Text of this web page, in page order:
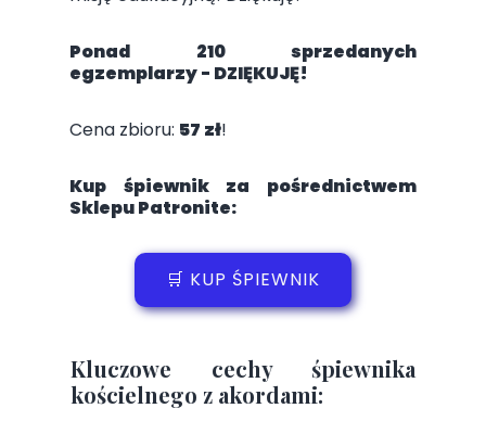
🛒 KUP ŚPIEWNIK
Ponad 210 sprzedanych
egzemplarzy - DZIĘKUJĘ!
Cena zbioru: 57 zł!
Kup śpiewnik za pośrednictwem
Sklepu Patronite:
Kluczowe cechy śpiewnika
kościelnego z akordami: